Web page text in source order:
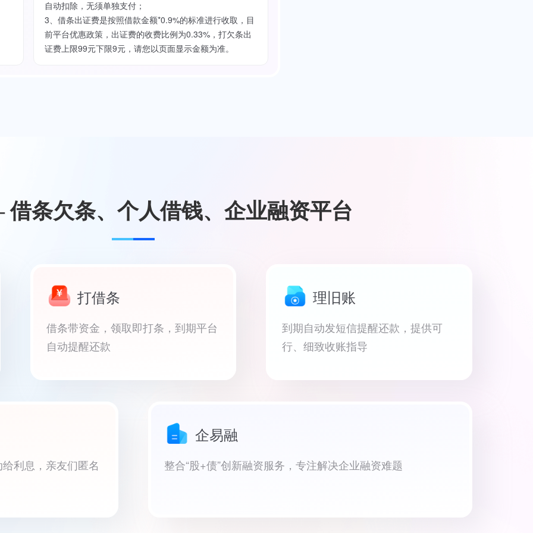
自动扣除，无须单独支付；
3、借条出证费是按照借款金额*0.9%的标准进行收取，目
前平台优惠政策，出证费的收费比例为0.33%，打欠条出
证费上限99元下限9元，请您以页面显示金额为准。
条欠条、个人借钱、企业融资平台
打借条
借条带资金，领取即打条，到期平台
自动提醒还款
理旧账
到期自动发短信提醒还款，提供可
行、细致收账指导
利息，亲友们匿名
企易融
整合“股+债”创新融资服务，专注解决企业融资难题